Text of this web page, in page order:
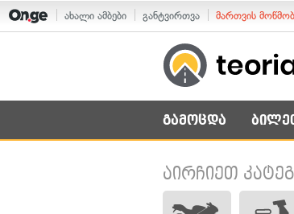
ახალი ამბები განტვირთვა მართვის
გამოცდა
აირჩიეთ